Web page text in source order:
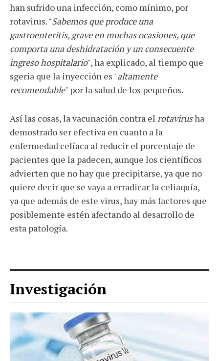
han sufrido una infección, como mínimo, por
rotavirus. "Sabemos que produce una
gastroenteritis, grave en muchas ocasiones, que
comporta una deshidratación y un consecuente
ingreso hospitalario", ha explicado, al tiempo que
sgeria que la inyección es "altamente
recomendable" por la salud de los pequeños.
Así las cosas, la vacunación contra el rotavirusha
demostrado ser efectiva en cuanto a la
enfermedad celíaca al reducir el porcentaje de
pacientes que la padecen, aunque los científicos
advierten que no hay que precipitarse, ya que no
quiere decir que se vaya a erradicar la celiaquía,
ya que además de este virus, hay más factores que
posiblemente estén afectando al desarrollo de
esta patología.
Investigación